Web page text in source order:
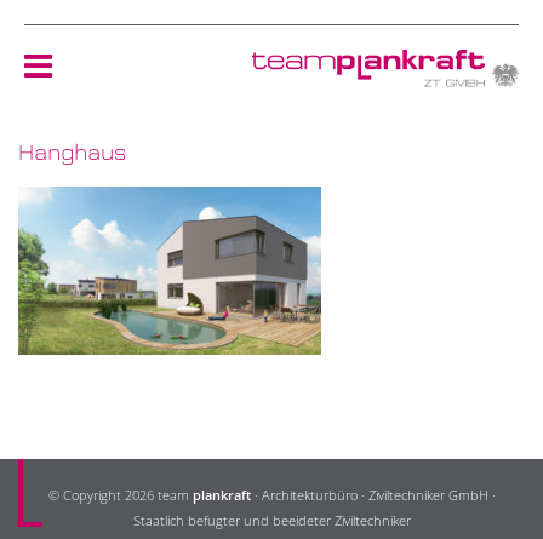
TEAM
NEWS
KONTAKT
Hanghaus
© Copyright 2026 team plankraft· Architekturbüro · Ziviltechniker GmbH ·
Staatlich befugter und beeideter Ziviltechniker